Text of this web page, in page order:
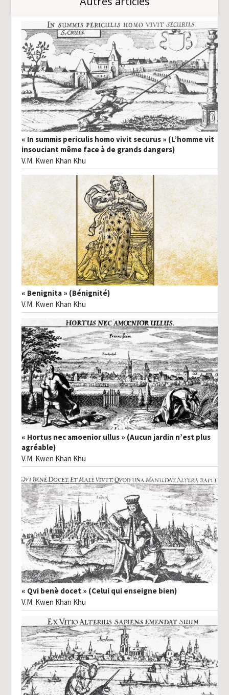
« In summis periculis homo vivit securus » (L’homme vit
insouciant même face à de grands dangers)
V.M. Kwen Khan Khu
« Benignita » (Bénignité)
V.M. Kwen Khan Khu
« Hortus nec amoenior ullus » (Aucun jardin n’est plus
agréable)
V.M. Kwen Khan Khu
« Qvi benè docet » (Celui qui enseigne bien)
V.M. Kwen Khan Khu